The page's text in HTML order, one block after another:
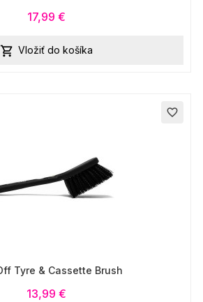
17,99 €
 Vložiť do košíka
favorite_border
Tyre & Cassette Brush
13,99 €